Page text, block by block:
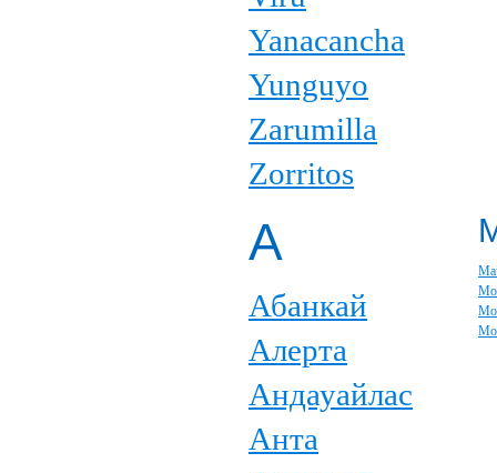
Yanacancha
Yunguyo
Zarumilla
Zorritos
А
Абанкай
Алерта
Андауайлас
Анта